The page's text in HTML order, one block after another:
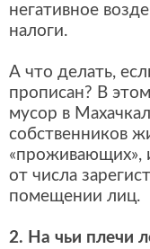
негативное
налоги.
А что делать,
прописан? В
мусор в
собственников
«проживающих»,
от числа
помещении лиц.
2. На чьи плечи